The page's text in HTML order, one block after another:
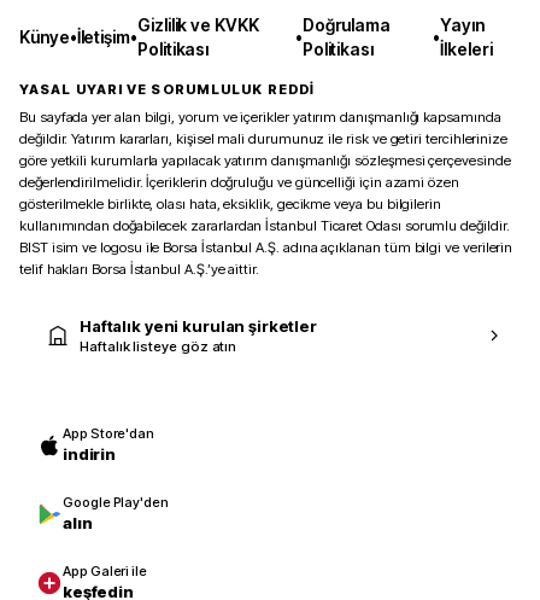
Künye•İletişim•
Gizlilik ve KVKK
Politikası
•
Doğrulama
Politikası
•
Yayın
İlkeleri
YASAL UYARI VE SORUMLULUK REDDİ
Bu sayfada yer alan bilgi, yorum ve içerikler yatırım danışmanlığı kapsamında
değildir. Yatırım kararları, kişisel mali durumunuz ile risk ve getiri tercihlerinize
göre yetkili kurumlarla yapılacak yatırım danışmanlığı sözleşmesi çerçevesinde
değerlendirilmelidir. İçeriklerin doğruluğu ve güncelliği için azami özen
gösterilmekle birlikte, olası hata, eksiklik, gecikme veya bu bilgilerin
kullanımından doğabilecek zararlardan İstanbul Ticaret Odası sorumlu değildir.
BIST isim ve logosu ile Borsa İstanbul A.Ş. adına açıklanan tüm bilgi ve verilerin
telif hakları Borsa İstanbul A.Ş.’ye aittir.
Haftalık yeni kurulan şirketler
Haftalık listeye göz atın
App Store'dan
indirin
Google Play'den
alın
App Galeri ile
keşfedin